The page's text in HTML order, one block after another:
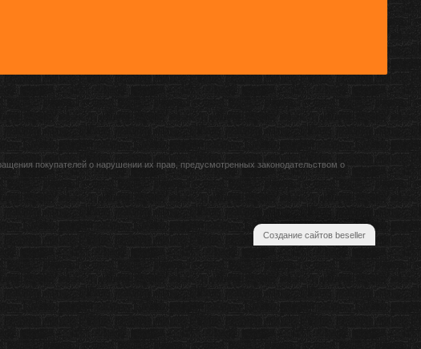
покупателей о нарушении их прав, предусмотренных законодательством о
Создание сайтов beseller